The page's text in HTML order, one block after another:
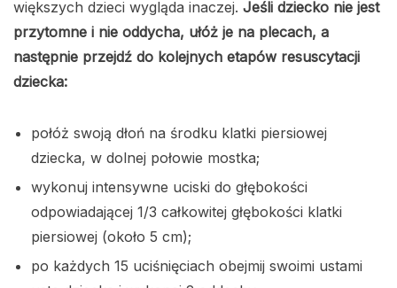
większych dzieci wygląda inaczej. Jeśli dziecko nie jest
przytomne i nie oddycha, ułóż je na plecach, a
następnie przejdź do kolejnych etapów resuscytacji
dziecka:
połóż swoją dłoń na środku klatki piersiowej
dziecka, w dolnej połowie mostka;
wykonuj intensywne uciski do głębokości
odpowiadającej 1/3 całkowitej głębokości klatki
piersiowej (około 5 cm);
po każdych 15 uciśnięciach obejmij swoimi ustami